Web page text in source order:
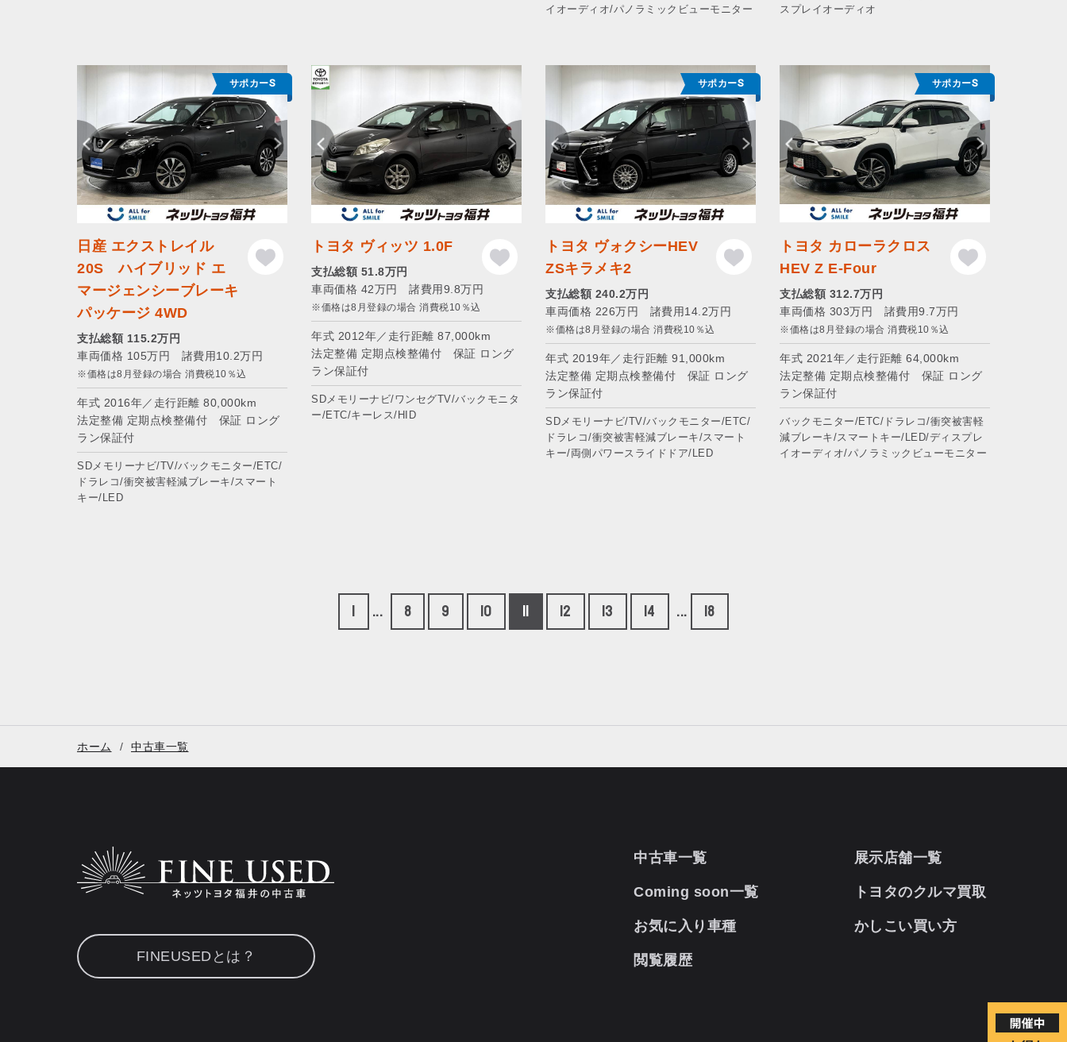
イオーディオ/パノラミックビューモニター
スプレイオーディオ
サポカーS
日産 エクストレイル
20S ハイブリッド エ
マージェンシーブレーキ
パッケージ 4WD
支払総額 115.2万円
車両価格 105万円 諸費用10.2万円
※価格は8月登録の場合 消費税10％込
年式 2016年／走行距離 80,000km
法定整備 定期点検整備付 保証 ロング
ラン保証付
SDメモリーナビ/TV/バックモニター/ETC/
ドラレコ/衝突被害軽減ブレーキ/スマート
キー/LED
トヨタ ヴィッツ 1.0F
支払総額 51.8万円
車両価格 42万円 諸費用9.8万円
※価格は8月登録の場合 消費税10％込
年式 2012年／走行距離 87,000km
法定整備 定期点検整備付 保証 ロング
ラン保証付
SDメモリーナビ/ワンセグTV/バックモニタ
ー/ETC/キーレス/HID
サポカーS
トヨタ ヴォクシーHEV
ZSキラメキ2
支払総額 240.2万円
車両価格 226万円 諸費用14.2万円
※価格は8月登録の場合 消費税10％込
年式 2019年／走行距離 91,000km
法定整備 定期点検整備付 保証 ロング
ラン保証付
SDメモリーナビ/TV/バックモニター/ETC/
ドラレコ/衝突被害軽減ブレーキ/スマート
キー/両側パワースライドドア/LED
サポカーS
トヨタ カローラクロス
HEV Z E-Four
支払総額 312.7万円
車両価格 303万円 諸費用9.7万円
※価格は8月登録の場合 消費税10％込
年式 2021年／走行距離 64,000km
法定整備 定期点検整備付 保証 ロング
ラン保証付
バックモニター/ETC/ドラレコ/衝突被害軽
減ブレーキ/スマートキー/LED/ディスプレ
イオーディオ/パノラミックビューモニター
1 ... 8 9 10 11 12 13 14 ... 18
ホーム 中古車一覧
FINEUSEDとは？
展示店舗一覧
トヨタのクルマ買取
かしこい買い方
中古車一覧
Coming soon一覧
お気に入り車種
閲覧履歴